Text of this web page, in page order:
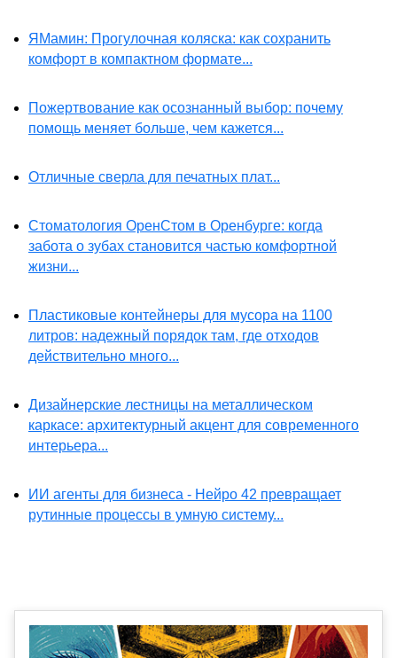
ЯМамин: Прогулочная коляска: как сохранить
комфорт в компактном формате...
Пожертвование как осознанный выбор: почему
помощь меняет больше, чем кажется...
Отличные сверла для печатных плат...
Стоматология ОренСтом в Оренбурге: когда
забота о зубах становится частью комфортной
жизни...
Пластиковые контейнеры для мусора на 1100
литров: надежный порядок там, где отходов
действительно много...
Дизайнерские лестницы на металлическом
каркасе: архитектурный акцент для современного
интерьера...
ИИ агенты для бизнеса - Нейро 42 превращает
рутинные процессы в умную систему...